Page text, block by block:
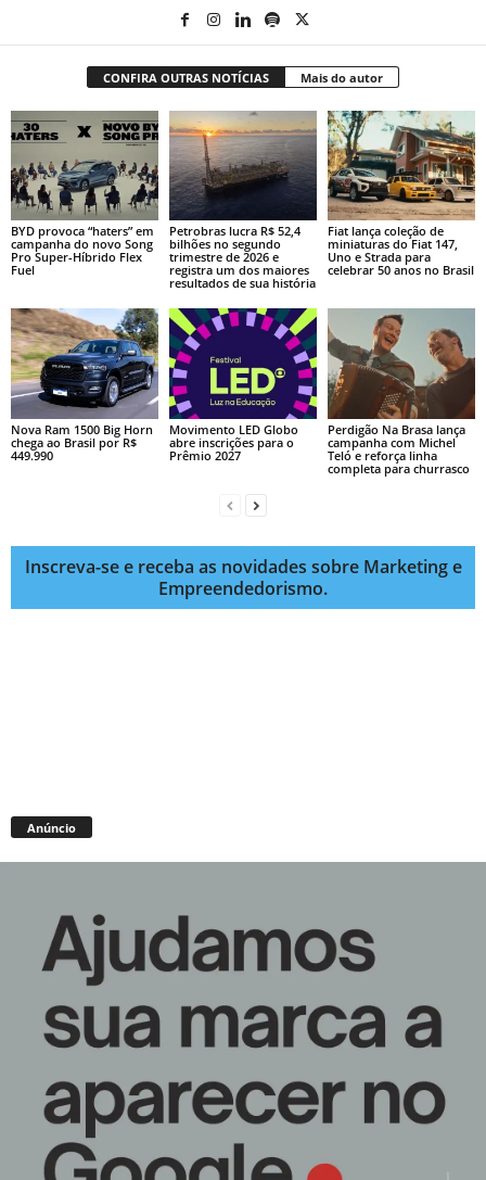
CONFIRA OUTRAS NOTÍCIAS Mais do autor
BYD provoca “haters” em
campanha do novo Song
Pro Super-Híbrido Flex
Fuel
Petrobras lucra R$ 52,4
bilhões no segundo
trimestre de 2026 e
registra um dos maiores
resultados de sua história
Fiat lança coleção de
miniaturas do Fiat 147,
Uno e Strada para
celebrar 50 anos no Brasil
Nova Ram 1500 Big Horn
chega ao Brasil por R$
449.990
Movimento LED Globo
abre inscrições para o
Prêmio 2027
Perdigão Na Brasa lança
campanha com Michel
Teló e reforça linha
completa para churrasco
Inscreva-se e receba as novidades sobre Marketing e
Empreendedorismo.
Anúncio